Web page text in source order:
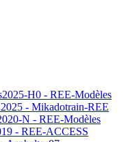
2025-H0 - REE-Modèles
2025 - Mikadotrain-REE
N - REE-Modèles
- REE-ACCESS